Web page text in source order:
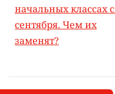
начальных классах
сентября. Чем их
заменят?